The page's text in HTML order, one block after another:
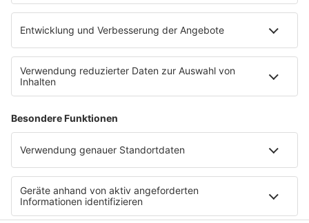
KI-Leitlinie
Die neuesten Updates für deinen
GmbH & Co. KG